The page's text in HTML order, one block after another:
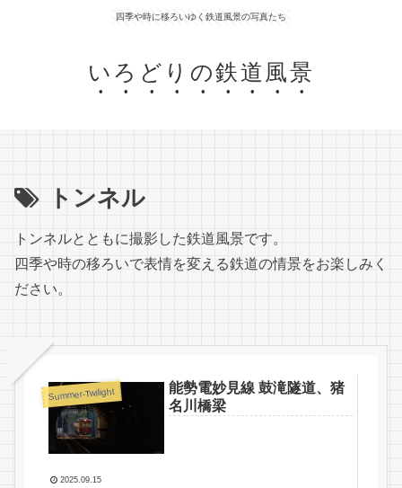
四季や時に移ろいゆく鉄道風景の写真たち
いろどりの鉄道風景
トンネル
トンネルとともに撮影した鉄道風景です。
四季や時の移ろいで表情を変える鉄道の情景をお楽しみく
ださい。
Summer-Twilight
能勢電妙見線 鼓滝隧道、猪
名川橋梁
2025.09.15